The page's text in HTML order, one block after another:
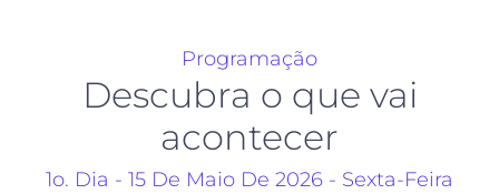
Programação
Descubra o que vai
acontecer
1o. Dia - 15 De Maio De 2026 - Sexta-Feira